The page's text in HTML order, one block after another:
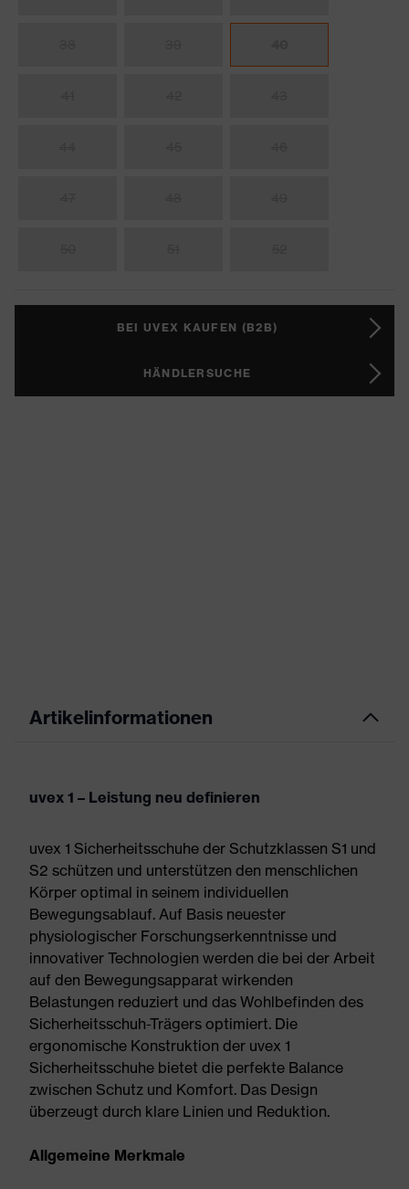
BEI UVEX KAUFEN (B2B)
HÄNDLERSUCHE
Artikelinformationen
uvex 1 – Leistung neu definieren
uvex 1 Sicherheitsschuhe der Schutzklassen S1 und
S2 schützen und unterstützen den menschlichen
Körper optimal in seinem individuellen
Bewegungsablauf. Auf Basis neuester
physiologischer Forschungserkenntnisse und
innovativer Technologien werden die bei der Arbeit
auf den Bewegungsapparat wirkenden
Belastungen reduziert und das Wohlbefinden des
Sicherheitsschuh-Trägers optimiert. Die
ergonomische Konstruktion der uvex 1
Sicherheitsschuhe bietet die perfekte Balance
zwischen Schutz und Komfort. Das Design
überzeugt durch klare Linien und Reduktion.
Allgemeine Merkmale